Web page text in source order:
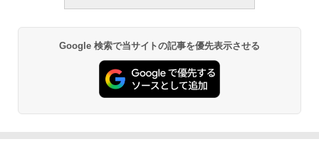
Google 検索で当サイトの記事を優先表示させる